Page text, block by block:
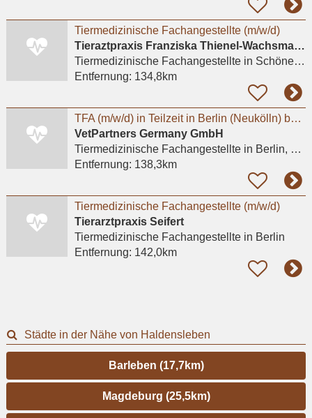
Tiermedizinische Fachangestellte (m/w/d)
Tieraztpraxis Franziska Thienel-Wachsmann
Tiermedizinische Fachangestelltein Schönewalde
Entfernung: 134,8km
TFA (m/w/d) in Teilzeit in Berlin (Neukölln) bei Tierarztpraxis Sarah Watson
VetPartners Germany GmbH
Tiermedizinische Fachangestelltein Berlin, Neukölln
Entfernung: 138,3km
Tiermedizinische Fachangestellte (m/w/d)
Tierarztpraxis Seifert
Tiermedizinische Fachangestelltein Berlin
Entfernung: 142,0km
Städte in der Nähe von Haldensleben
Barleben (17,7km)
Magdeburg (25,5km)